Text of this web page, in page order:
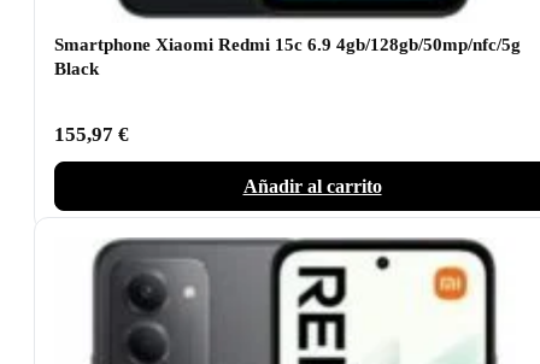
Smartphone Xiaomi Redmi 15c 6.9 4gb/128gb/50mp/nfc/5g
Black
155,97 €
Añadir al carrito